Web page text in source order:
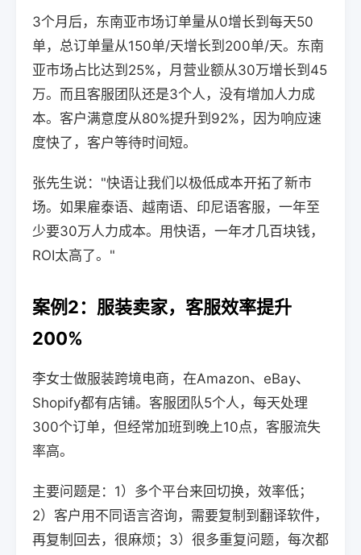
3个月后，东南亚市场订单量从0增长到每天50
单，总订单量从150单/天增长到200单/天。东南
亚市场占比达到25%，月营业额从30万增长到45
万。而且客服团队还是3个人，没有增加人力成
本。客户满意度从80%提升到92%，因为响应速
度快了，客户等待时间短。
张先生说："快语让我们以极低成本开拓了新市
场。如果雇泰语、越南语、印尼语客服，一年至
少要30万人力成本。用快语，一年才几百块钱，
ROI太高了。"
案例2：服装卖家，客服效率提升
200%
李女士做服装跨境电商，在Amazon、eBay、
Shopify都有店铺。客服团队5个人，每天处理
300个订单，但经常加班到晚上10点，客服流失
率高。
主要问题是：1）多个平台来回切换，效率低；
2）客户用不同语言咨询，需要复制到翻译软件，
再复制回去，很麻烦；3）很多重复问题，每次都